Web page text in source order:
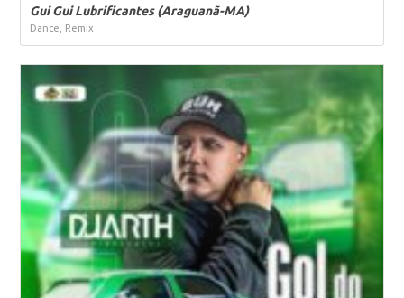
Gui Gui Lubrificantes (Araguanã-MA)
Dance, Remix